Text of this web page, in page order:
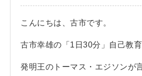
こんにちは、古市です。
古市幸雄の「1日30分」自
発明王のトーマス・エジソンが